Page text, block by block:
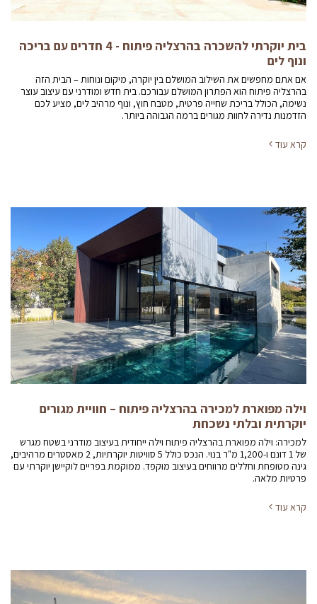
בית יוקרתי להשכרה בהרצליה פיתוח - 4 חדרים עם בריכה
ונוף לים
אם אתם מחפשים את השילוב המושלם בין יוקרה, מיקום ונוחות – הבית הזה
בהרצליה פיתוח הוא הפתרון המושלם עבורכם. בית חדש ומודרני עם עיצוב עוצר
נשימה, הכולל בריכת שחייה פרטית, מטבח חוץ, ונוף מרהיב לים, מציע לכם
הזדמנות נדירה לחוות מגורים ברמה הגבוהה ביותר.
קרא עוד
וילה מפוארת למכירה בהרצליה פיתוח – חוויית מגורים
יוקרתית ובלתי נשכחת
למכירה: וילה מפוארת בהרצליה פיתוח וילה ייחודית בעיצוב מודרני בשטח מגרש
של 1 דונם ו-1,200 מ"ר בנוי. הנכס כולל 5 סוויטות יוקרתיות, 2 מאסטרים מרהיבים,
גינה מטופחת וחללים מרווחים בעיצוב מוקפד. ממוקמת בפריים לוקיישן יוקרתי עם
פרטיות מלאה.
קרא עוד